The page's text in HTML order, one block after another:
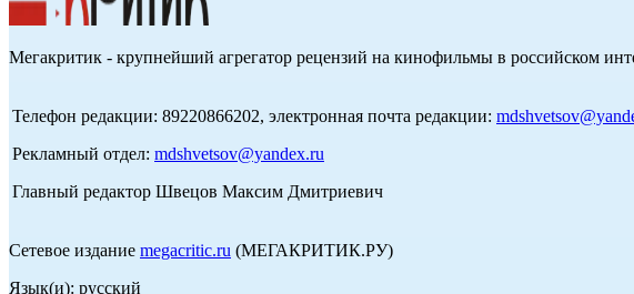
Мегакритик - крупнейший агрегатор рецензий на кинофильмы в российском
Телефон редакции: 89220866202, электронная почта редакции:
Рекламный отдел: mdshvetsov@yandex.ru
Главный редактор Швецов Максим Дмитриевич
Сетевое издание megacritic.ru (МЕГАКРИТИК.РУ)
Язык(и): русский